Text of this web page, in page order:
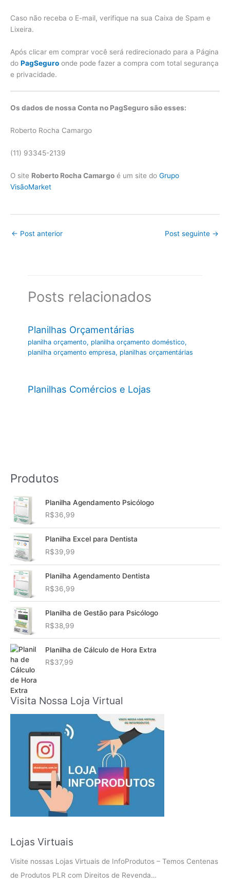
Caso não receba o E-mail, verifique na sua Caixa de Spam e
Lixeira.
Após clicar em comprar você será redirecionado para a Página
do PagSeguro onde pode fazer a compra com total segurança
e privacidade.
Os dados de nossa Conta no PagSeguro são esses:
Roberto Rocha Camargo
(11) 93345-2139
O site Roberto Rocha Camargo é um site do Grupo
VisãoMarket
← Post anterior Post seguinte →
Posts relacionados
Planilhas Orçamentárias
planilha orçamento, planilha orçamento doméstico,
planilha orçamento empresa, planilhas orçamentárias
Planilhas Comércios e Lojas
Produtos
Planilha Agendamento Psicólogo
R$36,99
Planilha Excel para Dentista
R$39,99
Planilha Agendamento Dentista
R$36,99
Planilha de Gestão para Psicólogo
R$38,99
Planilha de Cálculo de Hora Extra
R$37,99
Visita Nossa Loja Virtual
Lojas Virtuais
Visite nossas Lojas Virtuais de InfoProdutos – Temos Centenas
de Produtos PLR com Direitos de Revenda…